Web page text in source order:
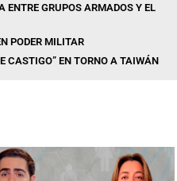
ENTRE GRUPOS ARMADOS Y EL
PODER MILITAR
CASTIGO” EN TORNO A TAIWÁN